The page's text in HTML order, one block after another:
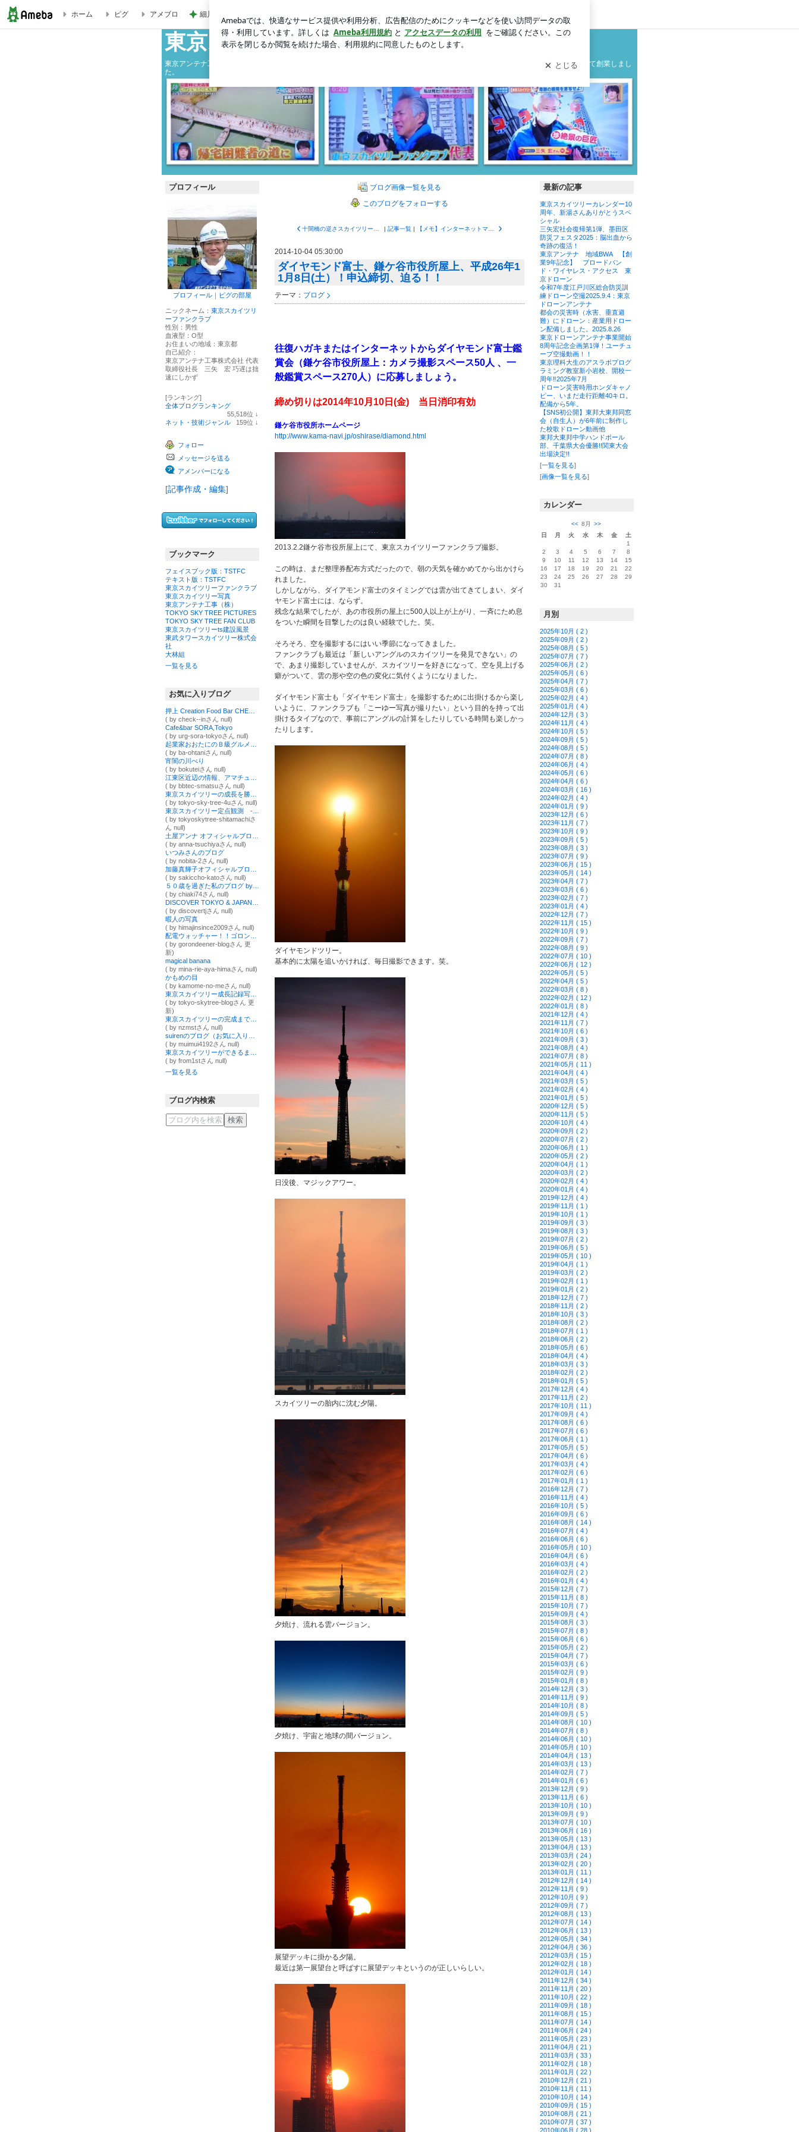
ダイヤモンド富士、鎌ケ谷市役所屋上、平成26年11月8日(土）！申込締切、迫る！！ | 東京スカイツリーファンクラブブログ
ホーム ピグ アメブロ 細川直美 片付けと模様替えした自室
東京スカイツリーファンクラブブログ
東京アンテナ工事（株）の社長のブログです。弊社は東京タワーが開業した昭和33年（1958）にテレビアンテナの製造メーカーとして創業しまし
た。
プロフィール
プロフィール ｜ ピグの部屋
ニックネーム： 東京スカイツリ
ーファンクラブ
性別： 男性
血液型： O型
お住まいの地域： 東京都
自己紹介：
東京アンテナ工事株式会社 代表
取締役社長 三矢 宏 巧遅は拙
速にしかず
[ランキング]
全体ブログランキング
55,518位 ↓
ネット・技術ジャンル 159位 ↓
フォロー
メッセージを送る
アメンバーになる
[記事作成・編集]
ブックマーク
フェイスブック版：TSTFC
テキスト版：TSTFC
東京スカイツリーファンクラブ
東京スカイツリー写真
東京アンテナ工事（株）
TOKYO SKY TREE PICTURES
TOKYO SKY TREE FAN CLUB
東京スカイツリーts建設風景
東武タワースカイツリー株式会
社
大林組
一覧を見る
お気に入りブログ
( by check--inさん null)
Cafe&bar SORA,Tokyo
( by urg-sora-tokyoさん null)
( by ba-ohtaniさん null)
宵闇の川べり
( by bokuteiさん null)
( by bbtec-smatsuさん null)
( by tokyo-sky-tree-4uさん null)
( by tokyoskytree-shitamachiさ
ん null)
( by anna-tsuchiyaさん null)
いつみさんのブログ
( by nobita-2さん null)
( by sakiccho-katoさん null)
( by chiaki74さん null)
( by discovertjさん null)
暇人の写真
( by himajinsince2009さん null)
( by gorondeener-blogさん 更
新)
magical banana
( by mina-rie-aya-himaさん null)
かもめの目
( by kamome-no-meさん null)
( by tokyo-skytree-blogさん 更
新)
( by nzmstさん null)
( by muimui4192さん null)
( by from1stさん null)
一覧を見る
ブログ内検索
ブログ画像一覧を見る
このブログをフォローする
| 記事一覧 |
2014-10-04 05:30:00
ダイヤモンド富士、鎌ケ谷市役所屋上、平成26年1
1月8日(土）！申込締切、迫る！！
テーマ： ブログ
往復ハガキまたはインターネットからダイヤモンド富士鑑
賞会（鎌ケ谷市役所屋上：カメラ撮影スペース50人 、一
般鑑賞スペース270人）に応募しましょう。
締め切りは2014年10月10日(金) 当日消印有効
鎌ケ谷市役所ホームページ
http://www.kama-navi.jp/oshirase/diamond.html
2013.2.2鎌ケ谷市役所屋上にて、東京スカイツリーファンクラブ撮影。
この時は、まだ整理券配布方式だったので、朝の天気を確かめてから出かけら
れました。
しかしながら、ダイアモンド富士のタイミングでは雲が出てきてしまい、ダイ
ヤモンド富士には、ならず。
残念な結果でしたが、あの市役所の屋上に500人以上が上がり、一斉にため息
をついた瞬間を目撃したのは良い経験でした。笑。
そろそろ、空を撮影するにはいい季節になってきました。
ファンクラブも最近は「新しいアングルのスカイツリーを発見できない」の
で、あまり撮影していませんが、スカイツリーを好きになって、空を見上げる
癖がついて、雲の形や空の色の変化に気付くようになりました。
ダイヤモンド富士も「ダイヤモンド富士」を撮影するために出掛けるから楽し
いように、ファンクラブも「こーゆー写真が撮りたい」という目的を持って出
掛けるタイプなので、事前にアングルの計算をしたりしている時間も楽しかっ
たりします。
ダイヤモンドツリー。
基本的に太陽を追いかければ、毎日撮影できます。笑。
日没後、マジックアワー。
スカイツリーの胎内に沈む夕陽。
夕焼け、流れる雲バージョン。
夕焼け、宇宙と地球の間バージョン。
展望デッキに掛かる夕陽。
最近は第一展望台と呼ばすに展望デッキというのが正しいらしい。
最新の記事
東京スカイツリーカレンダー10
周年、新湯さんありがとうスペ
シャル
三矢宏社会復帰第1弾、墨田区
防災フェスタ2025：脳出血から
奇跡の復活！
東京アンテナ 地域BWA 【創
業9年記念】 ブロードバン
ド・ワイヤレス・アクセス 東
京ドローン
令和7年度江戸川区総合防災訓
練ドローン空撮2025.9.4：東京
ドローンアンテナ
都会の災害時（水害、垂直避
難）にドローン：産業用ドロー
ン配備しました。2025.8.26
東京ドローンアンテナ事業開始
8周年記念企画第1弾！ユーチュ
ーブ空撮動画！！
東京理科大生のアスラボプログ
ラミング教室新小岩校、開校一
周年‼2025年7月
ドローン災害時用ホンダキャノ
ピー、いまだ走行距離40キロ。
配備から5年。
【SNS初公開】東邦大東邦同窓
会（自生人）が6年前に制作し
た校歌ドローン動画他
東邦大東邦中学ハンドボール
部、千葉県大会優勝!!関東大会
出場決定!!
[一覧を見る]
[画像一覧を見る]
カレンダー
<< 8月
>>
日
月 火 水 木 金
土
1
2
3 4 5 6 7
8
9
10 11 12 13 14
15
16
17 18 19 20 21
22
23
24 25 26 27 28
29
30
31
月別
2025年10月 ( 2 )
2025年09月 ( 2 )
2025年08月 ( 5 )
2025年07月 ( 7 )
2025年06月 ( 2 )
2025年05月 ( 6 )
2025年04月 ( 7 )
2025年03月 ( 6 )
2025年02月 ( 4 )
2025年01月 ( 4 )
2024年12月 ( 3 )
2024年11月 ( 4 )
2024年10月 ( 5 )
2024年09月 ( 5 )
2024年08月 ( 5 )
2024年07月 ( 8 )
2024年06月 ( 4 )
2024年05月 ( 6 )
2024年04月 ( 6 )
2024年03月 ( 16 )
2024年02月 ( 4 )
2024年01月 ( 9 )
2023年12月 ( 6 )
2023年11月 ( 7 )
2023年10月 ( 9 )
2023年09月 ( 5 )
2023年08月 ( 3 )
2023年07月 ( 9 )
2023年06月 ( 15 )
2023年05月 ( 14 )
2023年04月 ( 7 )
2023年03月 ( 6 )
2023年02月 ( 7 )
2023年01月 ( 4 )
2022年12月 ( 7 )
2022年11月 ( 15 )
2022年10月 ( 9 )
2022年09月 ( 7 )
2022年08月 ( 9 )
2022年07月 ( 10 )
2022年06月 ( 12 )
2022年05月 ( 5 )
2022年04月 ( 5 )
2022年03月 ( 8 )
2022年02月 ( 12 )
2022年01月 ( 8 )
2021年12月 ( 4 )
2021年11月 ( 7 )
2021年10月 ( 6 )
2021年09月 ( 3 )
2021年08月 ( 4 )
2021年07月 ( 8 )
2021年05月 ( 11 )
2021年04月 ( 4 )
2021年03月 ( 5 )
2021年02月 ( 4 )
2021年01月 ( 5 )
2020年12月 ( 5 )
2020年11月 ( 5 )
2020年10月 ( 4 )
2020年09月 ( 2 )
2020年07月 ( 2 )
2020年06月 ( 1 )
2020年05月 ( 2 )
2020年04月 ( 1 )
2020年03月 ( 2 )
2020年02月 ( 4 )
2020年01月 ( 4 )
2019年12月 ( 4 )
2019年11月 ( 1 )
2019年10月 ( 1 )
2019年09月 ( 3 )
2019年08月 ( 3 )
2019年07月 ( 2 )
2019年06月 ( 5 )
2019年05月 ( 10 )
2019年04月 ( 1 )
2019年03月 ( 2 )
2019年02月 ( 1 )
2019年01月 ( 2 )
2018年12月 ( 7 )
2018年11月 ( 2 )
2018年10月 ( 3 )
2018年08月 ( 2 )
2018年07月 ( 1 )
2018年06月 ( 2 )
2018年05月 ( 6 )
2018年04月 ( 4 )
2018年03月 ( 3 )
2018年02月 ( 2 )
2018年01月 ( 5 )
2017年12月 ( 4 )
2017年11月 ( 2 )
2017年10月 ( 11 )
2017年09月 ( 4 )
2017年08月 ( 6 )
2017年07月 ( 6 )
2017年06月 ( 1 )
2017年05月 ( 5 )
2017年04月 ( 6 )
2017年03月 ( 4 )
2017年02月 ( 6 )
2017年01月 ( 1 )
2016年12月 ( 7 )
2016年11月 ( 4 )
2016年10月 ( 5 )
2016年09月 ( 6 )
2016年08月 ( 14 )
2016年07月 ( 4 )
2016年06月 ( 6 )
2016年05月 ( 10 )
2016年04月 ( 6 )
2016年03月 ( 4 )
2016年02月 ( 2 )
2016年01月 ( 4 )
2015年12月 ( 7 )
2015年11月 ( 8 )
2015年10月 ( 7 )
2015年09月 ( 4 )
2015年08月 ( 3 )
2015年07月 ( 8 )
2015年06月 ( 6 )
2015年05月 ( 2 )
2015年04月 ( 7 )
2015年03月 ( 6 )
2015年02月 ( 9 )
2015年01月 ( 8 )
2014年12月 ( 3 )
2014年11月 ( 9 )
2014年10月 ( 8 )
2014年09月 ( 5 )
2014年08月 ( 10 )
2014年07月 ( 8 )
2014年06月 ( 10 )
2014年05月 ( 10 )
2014年04月 ( 13 )
2014年03月 ( 13 )
2014年02月 ( 7 )
2014年01月 ( 6 )
2013年12月 ( 9 )
2013年11月 ( 6 )
2013年10月 ( 10 )
2013年09月 ( 9 )
2013年07月 ( 10 )
2013年06月 ( 16 )
2013年05月 ( 13 )
2013年04月 ( 13 )
2013年03月 ( 24 )
2013年02月 ( 20 )
2013年01月 ( 11 )
2012年12月 ( 14 )
2012年11月 ( 9 )
2012年10月 ( 9 )
2012年09月 ( 7 )
2012年08月 ( 13 )
2012年07月 ( 14 )
2012年06月 ( 13 )
2012年05月 ( 34 )
2012年04月 ( 36 )
2012年03月 ( 15 )
2012年02月 ( 18 )
2012年01月 ( 14 )
2011年12月 ( 34 )
2011年11月 ( 20 )
2011年10月 ( 22 )
2011年09月 ( 18 )
2011年08月 ( 15 )
2011年07月 ( 14 )
2011年06月 ( 24 )
2011年05月 ( 23 )
2011年04月 ( 21 )
2011年03月 ( 33 )
2011年02月 ( 18 )
2011年01月 ( 22 )
2010年12月 ( 21 )
2010年11月 ( 11 )
2010年10月 ( 14 )
2010年09月 ( 15 )
2010年08月 ( 21 )
2010年07月 ( 37 )
2010年06月 ( 28 )